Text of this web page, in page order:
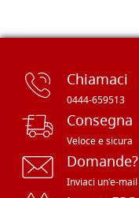
Chiamaci
0444-659513
Consegna
Veloce e sicura
Domande?
Inviaci un'e-mail